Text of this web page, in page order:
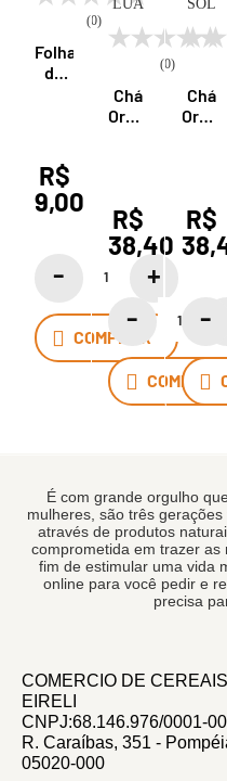
(0)
Folha
de
Alcachofra
R$
9,00
COMPRAR
(0)
Chá
Orgânico
Iamaní
R$
38,40
COMPRAR
Chá
Iamaní
R$
É com grande orgulho
mulheres, são três
através de produtos
comprometida em trazer
fim de estimular uma vida
online para você pedir e
precisa
COMERCIO DE
EIRELI
CNPJ:68.146.976/0001-00
R. Caraíbas, 351 -
05020-000